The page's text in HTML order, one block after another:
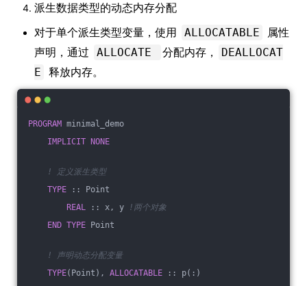
派生数据类型的动态内存分配
对于单个派生类型变量，使用
ALLOCATABLE
属性
声明，通过
ALLOCATE 分配内存，
DEALLOCAT
E
释放内存。
PROGRAM minimal_demo
IMPLICIT
NONE
! 定义派生类型
TYPE :: Point
REAL :: x, y
!两个对象
END TYPE Point
! 声明动态分配变量
TYPE(Point), ALLOCATABLE :: p(:)